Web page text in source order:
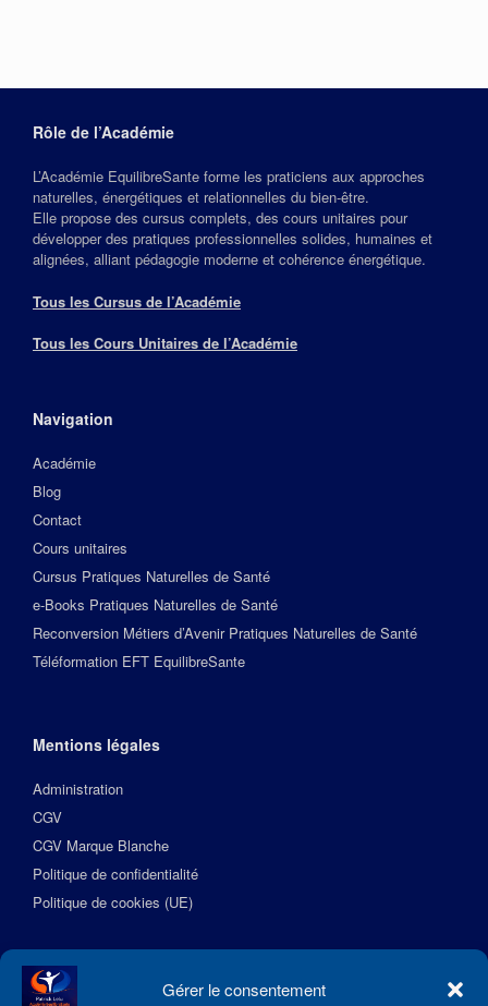
Gérer le consentement
Rôle de l’Académie
L’Académie EquilibreSante forme les praticiens aux approches
naturelles, énergétiques et relationnelles du bien‑être.
Elle propose des cursus complets, des cours unitaires pour
développer des pratiques professionnelles solides, humaines et
alignées, alliant pédagogie moderne et cohérence énergétique.
Tous les Cursus de l’Académie
Tous les Cours Unitaires de l’Académie
Navigation
Académie
Blog
Contact
Cours unitaires
Cursus Pratiques Naturelles de Santé
e-Books Pratiques Naturelles de Santé
Reconversion Métiers d’Avenir Pratiques Naturelles de Santé
Téléformation EFT EquilibreSante
Mentions légales
Administration
CGV
CGV Marque Blanche
Politique de confidentialité
Politique de cookies (UE)
Suivez l’Académie EquilibreSante